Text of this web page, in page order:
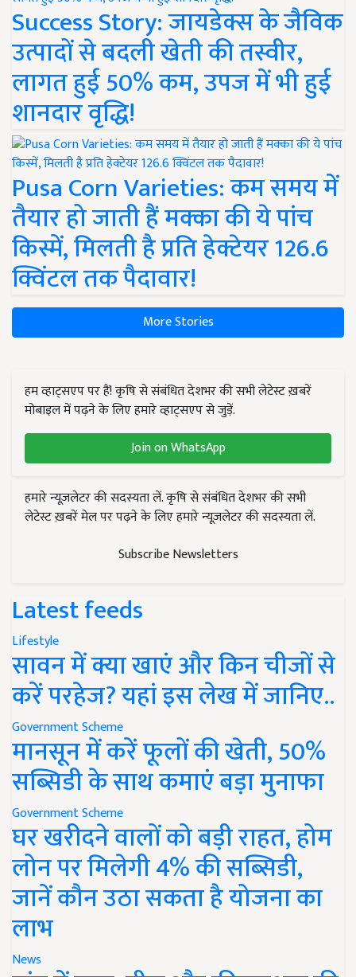
Success Story: जायडेक्स के जैविक
उत्पादों से बदली खेती की तस्वीर,
लागत हुई 50% कम, उपज में भी हुई
शानदार वृद्धि!
Pusa Corn Varieties: कम समय में
तैयार हो जाती हैं मक्का की ये पांच
किस्में, मिलती है प्रति हेक्टेयर 126.6
क्विंटल तक पैदावार!
More Stories
हम व्हाट्सएप पर हैं! कृषि से संबंधित देशभर की सभी लेटेस्ट ख़बरें
मोबाइल में पढ़ने के लिए हमारे व्हाट्सएप से जुड़ें.
Join on WhatsApp
हमारे न्यूज़लेटर की सदस्यता लें. कृषि से संबंधित देशभर की सभी
लेटेस्ट ख़बरें मेल पर पढ़ने के लिए हमारे न्यूज़लेटर की सदस्यता लें.
Subscribe Newsletters
Latest feeds
Lifestyle
सावन में क्या खाएं और किन चीजों से
करें परहेज? यहां इस लेख में जानिए..
Government Scheme
मानसून में करें फूलों की खेती, 50%
सब्सिडी के साथ कमाएं बड़ा मुनाफा
Government Scheme
घर खरीदने वालों को बड़ी राहत, होम
लोन पर मिलेगी 4% की सब्सिडी,
जानें कौन उठा सकता है योजना का
लाभ
News